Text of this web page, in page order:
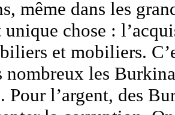
même dans les
unique chose :
et mobiliers.
nombreux les
Pour l’argent, des